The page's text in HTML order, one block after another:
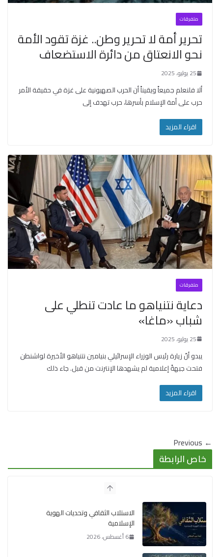
متفرقات
تحرير أمة لا تحرير وطن.. غزة تقود الأمة
نحو الانعتاق من دائرة الاستضعاف
25 يوليو، 2025
ألا فلنعلم جميعاً ويقيناً أن الحرب الصهيونية على غزة في حقيقة الأمر
حرب على أمة الإسلام بأسرها، حرب تهدف إلى
اقراء المزيد
متفرقات
دعاية نتنياهو ما عادت تنطلي على
شباب «ماغا»
25 يوليو، 2025
يبدو أنّ زيارة رئيس الوزراء الإسرائيلي بنيامين نتنياهو الأخيرة لواشنطن
فتحت جبهةً إعلامية لم يشهدها الإنترنت من قبل. جاء ذلك
اقراء المزيد
← Previous
خاص الرابطة
الاستلاب الثقافي وتحديات الهوية
الإسلامية
6 أغسطس، 2026